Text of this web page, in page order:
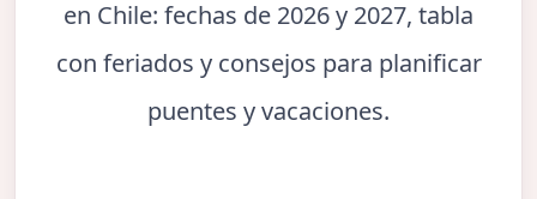
en Chile: fechas de 2026 y 2027, tabla
con feriados y consejos para planificar
puentes y vacaciones.